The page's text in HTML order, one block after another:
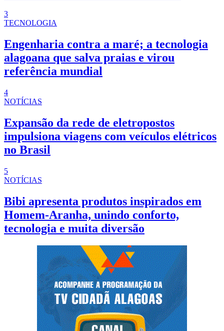
3
TECNOLOGIA
Engenharia contra a maré; a tecnologia
alagoana que salva praias e virou
referência mundial
4
NOTÍCIAS
Expansão da rede de eletropostos
impulsiona viagens com veículos elétricos
no Brasil
5
NOTÍCIAS
Bibi apresenta produtos inspirados em
Homem-Aranha, unindo conforto,
tecnologia e muita diversão